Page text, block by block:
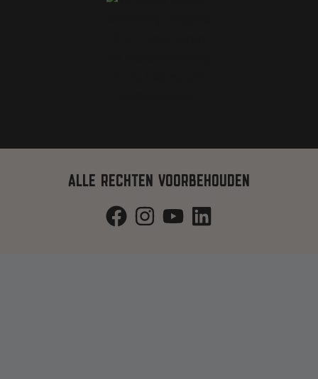
ALLE RECHTEN VOORBEHOUDEN